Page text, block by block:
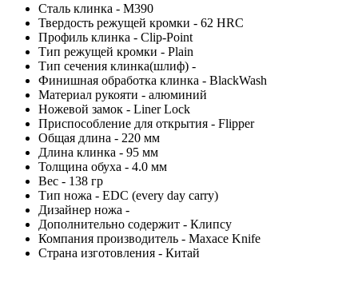
Сталь клинка - M390
Твердость режущей кромки - 62 HRС
Профиль клинка - Clip-Point
Тип режущей кромки - Plain
Тип сечения клинка(шлиф) -
Финишная обработка клинка - BlackWash
Материал рукояти - алюминий
Ножевой замок - Liner Lock
Приспособление для открытия - Flipper
Общая длина - 220 мм
Длина клинка - 95 мм
Толщина обуха - 4.0 мм
Вес - 138 гр
Тип ножа - EDC (every day carry)
Дизайнер ножа -
Дополнительно содержит - Клипсу
Компания производитель - Maxace Knife
Страна изготовления - Китай